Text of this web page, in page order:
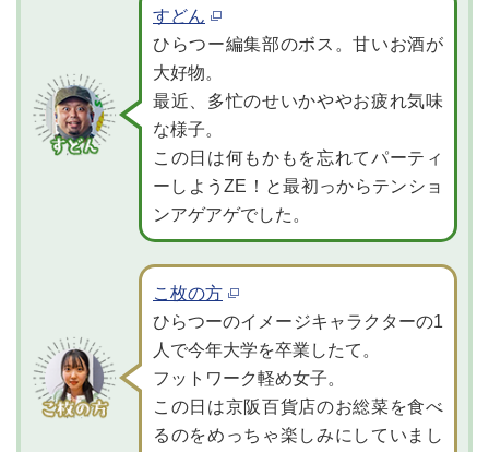
すどん
ひらつー編集部のボス。甘いお酒が
大好物。
最近、多忙のせいかややお疲れ気味
な様子。
この日は何もかもを忘れてパーティ
ーしようZE！と最初っからテンショ
ンアゲアゲでした。
こ枚の方
ひらつーのイメージキャラクターの1
人で今年大学を卒業したて。
フットワーク軽め女子。
この日は京阪百貨店のお総菜を食べ
るのをめっちゃ楽しみにしていまし